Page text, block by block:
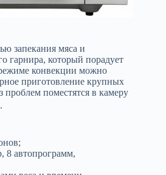
запекания мяса и
гарнира, который порадует
конвекции можно
приготовление крупных
поместятся в камеру
8 автопрограмм,